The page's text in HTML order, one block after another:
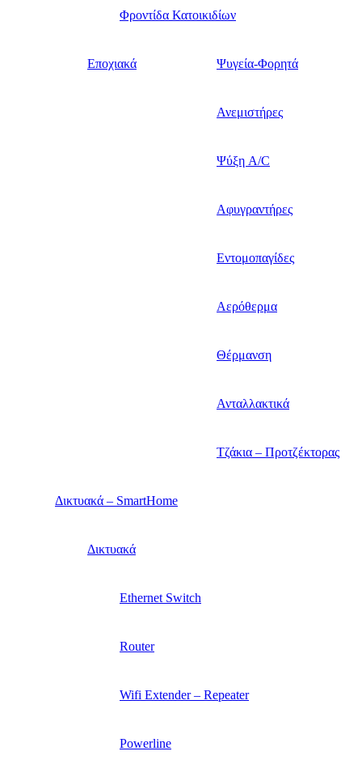
Φροντίδα Κατοικιδίων
Εποχιακά Ψυγεία-Φορητά
Ανεμιστήρες
Ψύξη A/C
Αφυγραντήρες
Εντομοπαγίδες
Αερόθερμα
Θέρμανση
Ανταλλακτικά
Τζάκια – Προτζέκτορας
Δικτυακά – SmartHome
Δικτυακά
Ethernet Switch
Router
Wifi Extender – Repeater
Powerline